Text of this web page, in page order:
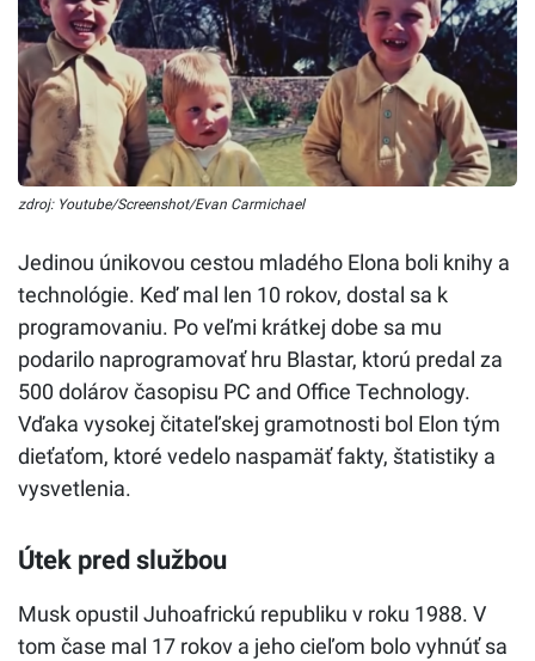
zdroj: Youtube/Screenshot/Evan Carmichael
Jedinou únikovou cestou mladého Elona boli knihy a
technológie. Keď mal len 10 rokov, dostal sa k
programovaniu. Po veľmi krátkej dobe sa mu
podarilo naprogramovať hru Blastar, ktorú predal za
500 dolárov časopisu PC and Office Technology.
Vďaka vysokej čitateľskej gramotnosti bol Elon tým
dieťaťom, ktoré vedelo naspamäť fakty, štatistiky a
vysvetlenia.
Útek pred službou
Musk opustil Juhoafrickú republiku v roku 1988. V
tom čase mal 17 rokov a jeho cieľom bolo vyhnúť sa